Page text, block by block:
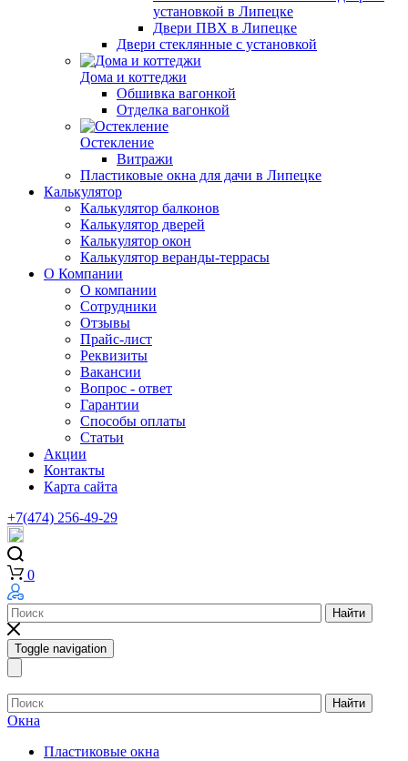
установкой в Липецке
Двери ПВХ в Липецке
Двери стеклянные с установкой
Дома и коттеджи
Обшивка вагонкой
Отделка вагонкой
Остекление
Витражи
Пластиковые окна для дачи в Липецке
Калькулятор
Калькулятор балконов
Калькулятор дверей
Калькулятор окон
Калькулятор веранды-террасы
О Компании
О компании
Сотрудники
Отзывы
Прайс-лист
Реквизиты
Вакансии
Вопрос - ответ
Гарантии
Способы оплаты
Статьи
Акции
Контакты
Карта сайта
+7(474) 256-49-29
0
Найти
Toggle navigation
Найти
Окна
Пластиковые окна